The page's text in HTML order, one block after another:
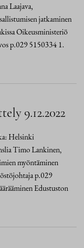
Laajava,
jatkaminen
Oikeusministeriö
p.029 5150334 1.
9.12.2022
Helsinki
Timo Lankinen,
myöntäminen
p.029
Edustuston